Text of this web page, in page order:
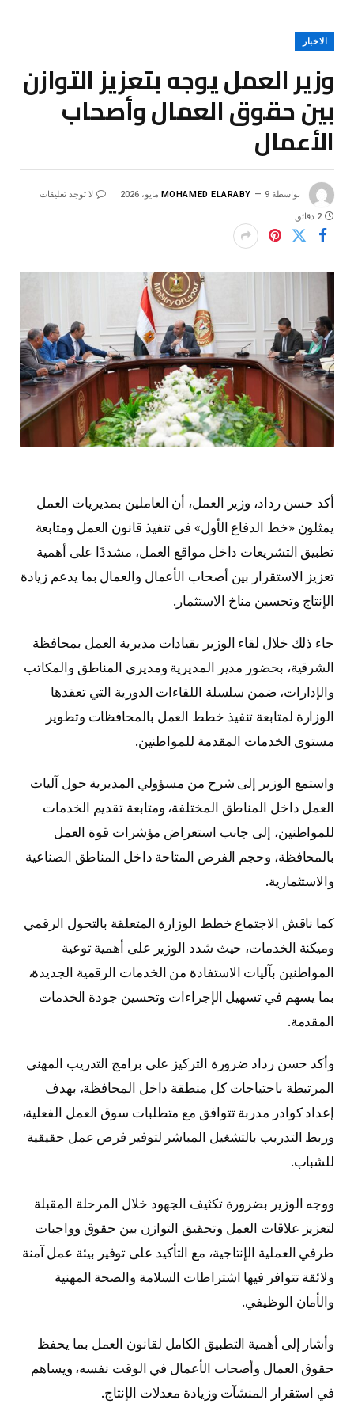
الاخبار
وزير العمل يوجه بتعزيز التوازن
بين حقوق العمال وأصحاب
الأعمال
بواسطة MOHAMED ELARABY 9 مايو، 2026 لا توجد تعليقات
2 دقائق
أكد حسن رداد، وزير العمل، أن العاملين بمديريات العمل
يمثلون «خط الدفاع الأول» في تنفيذ قانون العمل ومتابعة
تطبيق التشريعات داخل مواقع العمل، مشددًا على أهمية
تعزيز الاستقرار بين أصحاب الأعمال والعمال بما يدعم زيادة
الإنتاج وتحسين مناخ الاستثمار.
جاء ذلك خلال لقاء الوزير بقيادات مديرية العمل بمحافظة
الشرقية، بحضور مدير المديرية ومديري المناطق والمكاتب
والإدارات، ضمن سلسلة اللقاءات الدورية التي تعقدها
الوزارة لمتابعة تنفيذ خطط العمل بالمحافظات وتطوير
مستوى الخدمات المقدمة للمواطنين.
واستمع الوزير إلى شرح من مسؤولي المديرية حول آليات
العمل داخل المناطق المختلفة، ومتابعة تقديم الخدمات
للمواطنين، إلى جانب استعراض مؤشرات قوة العمل
بالمحافظة، وحجم الفرص المتاحة داخل المناطق الصناعية
والاستثمارية.
كما ناقش الاجتماع خطط الوزارة المتعلقة بالتحول الرقمي
وميكنة الخدمات، حيث شدد الوزير على أهمية توعية
المواطنين بآليات الاستفادة من الخدمات الرقمية الجديدة،
بما يسهم في تسهيل الإجراءات وتحسين جودة الخدمات
المقدمة.
وأكد حسن رداد ضرورة التركيز على برامج التدريب المهني
المرتبطة باحتياجات كل منطقة داخل المحافظة، بهدف
إعداد كوادر مدربة تتوافق مع متطلبات سوق العمل الفعلية،
وربط التدريب بالتشغيل المباشر لتوفير فرص عمل حقيقية
للشباب.
ووجه الوزير بضرورة تكثيف الجهود خلال المرحلة المقبلة
لتعزيز علاقات العمل وتحقيق التوازن بين حقوق وواجبات
طرفي العملية الإنتاجية، مع التأكيد على توفير بيئة عمل آمنة
ولائقة تتوافر فيها اشتراطات السلامة والصحة المهنية
والأمان الوظيفي.
وأشار إلى أهمية التطبيق الكامل لقانون العمل بما يحفظ
حقوق العمال وأصحاب الأعمال في الوقت نفسه، ويساهم
في استقرار المنشآت وزيادة معدلات الإنتاج.